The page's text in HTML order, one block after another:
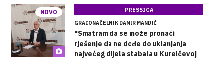
PRESSICA
GRADONAČELNIK DAMIR MANDIĆ
"Smatram da se može pronaći
rješenje da ne dođe do uklanjanja
najvećeg dijela stabala u Kurelčevoj
NOVO